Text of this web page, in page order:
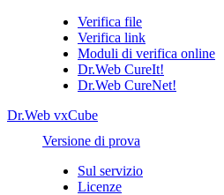
Verifica file
Verifica link
Moduli di verifica online
Dr.Web CureIt!
Dr.Web CureNet!
Dr.Web vxCube
Versione di prova
Sul servizio
Licenze